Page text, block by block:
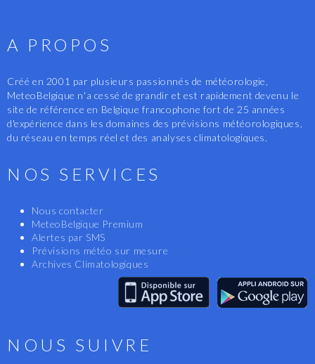
A PROPOS
Créé en 2001 par plusieurs passionnés de météorologie,
MeteoBelgique n'a cessé de grandir et est rapidement devenu le
site de référence en Belgique francophone fort de 25 années
d'expérience dans les domaines des prévisions météorologiques,
du réseau en temps réel et des analyses climatologiques.
NOS SERVICES
Nous contacter
MeteoBelgique Premium
Alertes par SMS
Prévisions météo sur mesure
Archives Climatologiques
NOUS SUIVRE